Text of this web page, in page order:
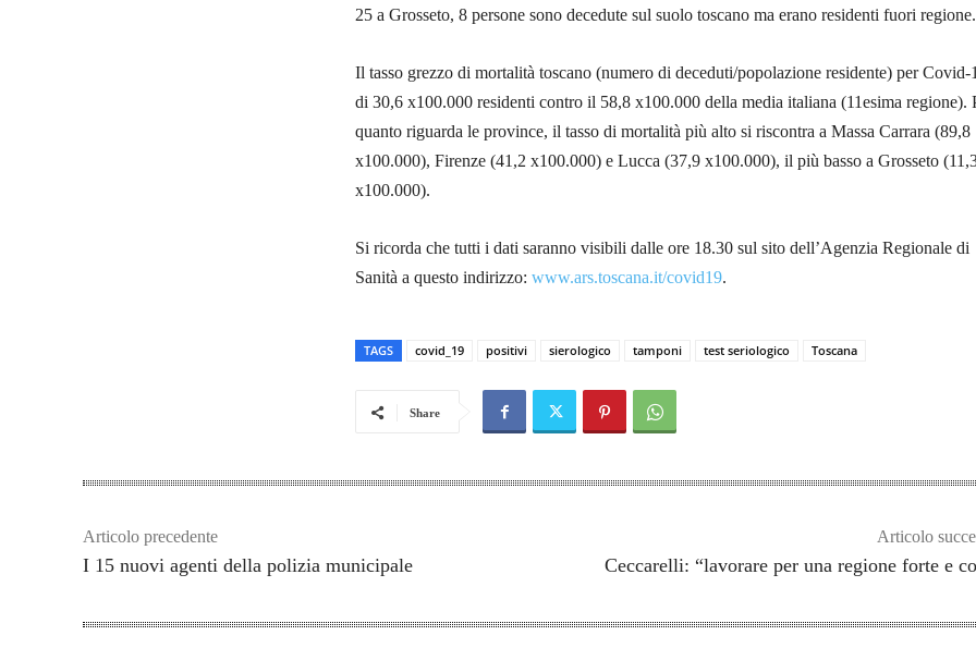
25 a Grosseto, 8 persone sono decedute sul suolo toscano ma erano residenti fuori regione.
Il tasso grezzo di mortalità toscano (numero di deceduti/popolazione residente) per Covid-
di 30,6 x100.000 residenti contro il 58,8 x100.000 della media italiana (11esima regione).
quanto riguarda le province, il tasso di mortalità più alto si riscontra a Massa Carrara (89,8
x100.000), Firenze (41,2 x100.000) e Lucca (37,9 x100.000), il più basso a Grosseto
x100.000).
Si ricorda che tutti i dati saranno visibili dalle ore 18.30 sul sito dell’Agenzia Regionale di
Sanità a questo indirizzo: www.ars.toscana.it/covid19.
TAGS covid_19 positivi sierologico tamponi test seriologico Toscana
Share
Articolo precedente
I 15 nuovi agenti della polizia municipale
Articolo
Ceccarelli: “lavorare per una regione forte e